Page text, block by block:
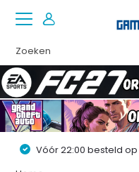
Vóór 22:00 besteld